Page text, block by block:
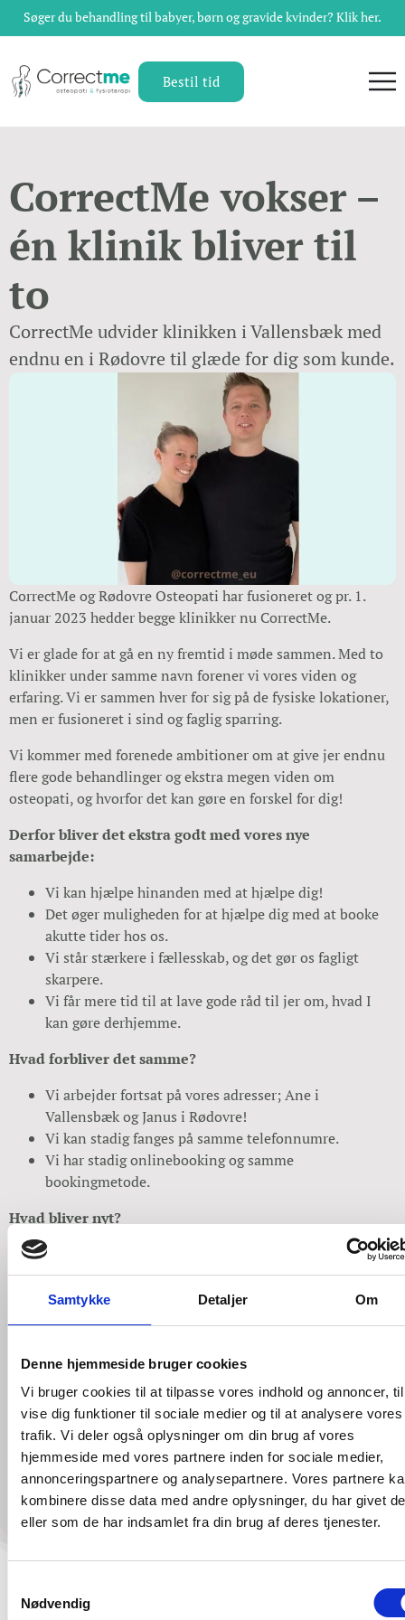
Samtykke Detaljer Om
Denne hjemmeside bruger cookies
Vi bruger cookies til at tilpasse vores indhold og annoncer,
vise dig funktioner til sociale medier og til at analysere vores
trafik. Vi deler også oplysninger om din brug af vores
hjemmeside med vores partnere inden for sociale medier,
annonceringspartnere og analysepartnere. Vores partnere
kombinere disse data med andre oplysninger, du har givet
eller som de har indsamlet fra din brug af deres tjenester.
Nødvendig
Søger du behandling til babyer, børn og gravide kvinder? Klik her.
Bestil tid
CorrectMe vokser –
én klinik bliver til
to
CorrectMe udvider klinikken i Vallensbæk med
endnu en i Rødovre til glæde for dig som kunde.
CorrectMe og Rødovre Osteopati har fusioneret og pr. 1.
januar 2023 hedder begge klinikker nu CorrectMe.
Vi er glade for at gå en ny fremtid i møde sammen. Med to
klinikker under samme navn forener vi vores viden og
erfaring. Vi er sammen hver for sig på de fysiske lokationer,
men er fusioneret i sind og faglig sparring.
Vi kommer med forenede ambitioner om at give jer endnu
flere gode behandlinger og ekstra megen viden om
osteopati, og hvorfor det kan gøre en forskel for dig!
Derfor bliver det ekstra godt med vores nye
samarbejde:
Vi kan hjælpe hinanden med at hjælpe dig!
Det øger muligheden for at hjælpe dig med at booke
akutte tider hos os.
Vi står stærkere i fællesskab, og det gør os fagligt
skarpere.
Vi får mere tid til at lave gode råd til jer om, hvad I
kan gøre derhjemme.
Hvad forbliver det samme?
Vi arbejder fortsat på vores adresser; Ane i
Vallensbæk og Janus i Rødovre!
Vi kan stadig fanges på samme telefonnumre.
Vi har stadig onlinebooking og samme
bookingmetode.
Hvad bliver nyt?
CorrectMe får en ny dygtig osteopat som ejer – Janus.
Rødovre Osteopati kommer fra d. 1. januar 2023 til at
hedde CorrectMe (og CorrectMyBaby).
Har I nogle spørgsmål skal I endelig bare tage fat i os. I
finder vores kontaktoplysninger
Vi glæder os til at se dig i vores klinikker!
Ane & Janus